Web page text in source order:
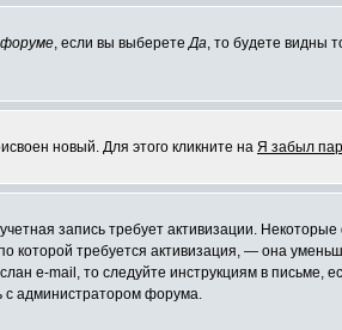
, если вы выберетеДа, то будете видны
новый. Для этого кликните на Я забыл
запись требует активизации.
которой требуется активизация, — она
e-mail, то следуйте инструкциям в
с администратором форума.